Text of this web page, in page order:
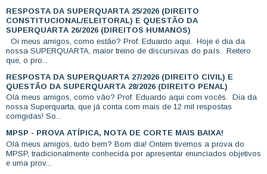
RESPOSTA DA SUPERQUARTA 25/2026 (DIREITO
CONSTITUCIONAL/ELEITORAL) E QUESTÃO DA
SUPERQUARTA 26/2026 (DIREITOS HUMANOS)
Oi meus amigos, como estão? Prof. Eduardo aqui. Hoje é dia da
nossa SUPERQUARTA, maior treino de discursivas do país. Reitero
que, o pro...
RESPOSTA DA SUPERQUARTA 27/2026 (DIREITO CIVIL) E
QUESTÃO DA SUPERQUARTA 28/2026 (DIREITO PENAL)
Olá meus amigos, como vão? Prof. Eduardo aqui com vocês. Dia da
nossa Superquarta, que já conta com mais de 12 mil respostas
corrigidas! So...
MPSP - PROVA ATÍPICA, NOTA DE CORTE MAIS BAIXA!
Olá meus amigos, tudo bem? Bom dia! Ontem tivemos a prova do
MPSP, tradicionalmente conhecida por apresentar enunciados objetivos
e uma prov...